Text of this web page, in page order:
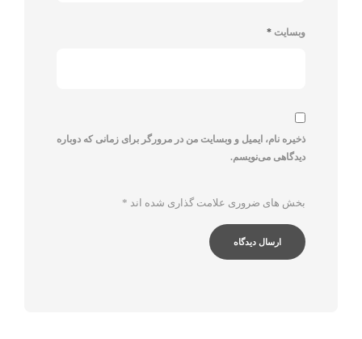
وبسایت *
ذخیره نام، ایمیل و وبسایت من در مرورگر برای زمانی که دوباره
دیدگاهی می‌نویسم.
بخش های ضروری علامت گذاری شده اند *